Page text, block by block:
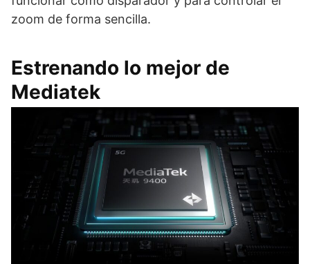
zoom de forma sencilla.
Estrenando lo mejor de
Mediatek